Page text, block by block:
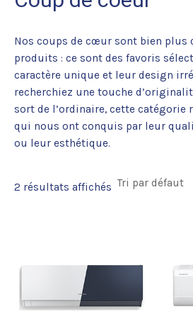
Nos coups de cœur sont bien plus
produits : ce sont des favoris
caractère unique et leur design
recherchiez une touche
sort de l’ordinaire, cette catégorie
qui nous ont conquis par leur
ou leur esthétique.
2 résultats affichés